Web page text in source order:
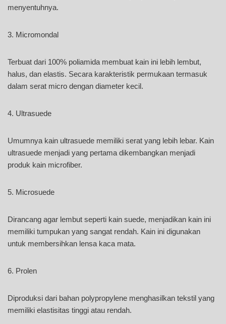
menyentuhnya.
3. Micromondal
Terbuat dari 100% poliamida membuat kain ini lebih lembut,
halus, dan elastis. Secara karakteristik permukaan termasuk
dalam serat micro dengan diameter kecil.
4. Ultrasuede
Umumnya kain ultrasuede memiliki serat yang lebih lebar. Kain
ultrasuede menjadi yang pertama dikembangkan menjadi
produk kain microfiber.
5. Microsuede
Dirancang agar lembut seperti kain suede, menjadikan kain ini
memiliki tumpukan yang sangat rendah. Kain ini digunakan
untuk membersihkan lensa kaca mata.
6. Prolen
Diproduksi dari bahan polypropylene menghasilkan tekstil yang
memiliki elastisitas tinggi atau rendah.